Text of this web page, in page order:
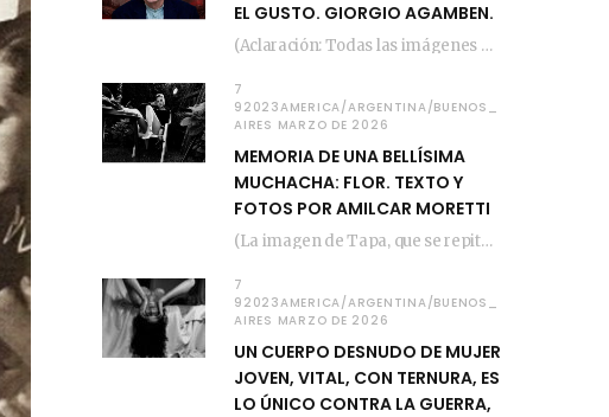
EL GUSTO. GIORGIO AGAMBEN.
(Aclaración: Todas las imágenes de este posteo fueron tomadas de Bloghemia.com, y todos los…
7
92023AMERICA/ARGENTINA/BUENOS_
AIRES MARZO DE 2026
MEMORIA DE UNA BELLÍSIMA
MUCHACHA: FLOR. TEXTO Y
FOTOS POR AMILCAR MORETTI
(La imagen de Tapa, que se repite arriba, fue compuesta por Amilcar Moretti el viernes…
7
92023AMERICA/ARGENTINA/BUENOS_
AIRES MARZO DE 2026
UN CUERPO DESNUDO DE MUJER
JOVEN, VITAL, CON TERNURA, ES
LO ÚNICO CONTRA LA GUERRA,